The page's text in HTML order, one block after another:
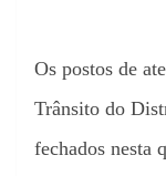
Os postos de
Trânsito do
fechados nesta